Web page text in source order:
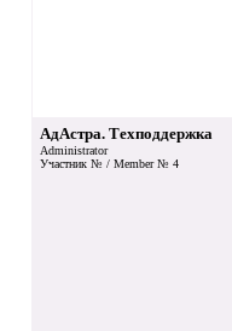
АдАстра. Техподдержка
Administrator
Участник № / Member № 4